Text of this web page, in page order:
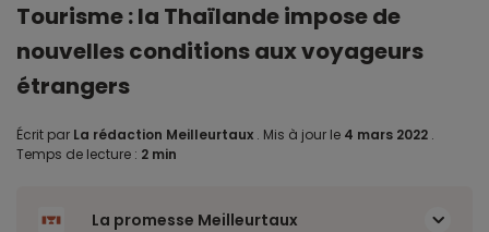
Tourisme : la Thaïlande impose de
nouvelles conditions aux voyageurs
étrangers
Écrit par La rédaction Meilleurtaux . Mis à jour le 4 mars 2022 .
Temps de lecture : 2 min
La promesse Meilleurtaux